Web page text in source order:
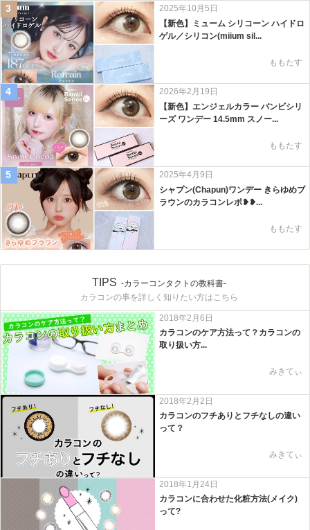
3
2025年10月5日
【新色】ミューム シリコーン ハイドロ
ゲル／シリコン(miium sil...
ももたす
4
2026年2月19日
【新色】エンジェルカラー バンビシリ
ーズ ワンデー 14.5mm スノー...
ももたす
5
2025年4月9日
シャプン(Chapun)ワンデー きらゆめブ
ラウンのカラコンレポ❥❥...
ももたす
TIPS -カラーコンタクトの教科書-
カラコンの事を詳しく知りたい方はこちら
2018年2月6日
カラコンのケア方法って？カラコンの
取り扱い方...
みきてぃ
2018年2月2日
カラコンのフチありとフチなしの違い
って？
みきてぃ
2018年1月24日
カラコンに合わせた化粧方法(メイク)
って?